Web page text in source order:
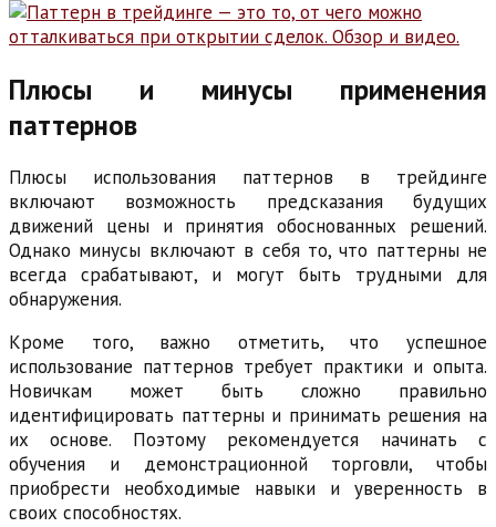
Плюсы и минусы применения
паттернов
Плюсы использования паттернов в трейдинге
включают возможность предсказания будущих
движений цены и принятия обоснованных решений.
Однако минусы включают в себя то, что паттерны не
всегда срабатывают, и могут быть трудными для
обнаружения.
Кроме того, важно отметить, что успешное
использование паттернов требует практики и опыта.
Новичкам может быть сложно правильно
идентифицировать паттерны и принимать решения на
их основе. Поэтому рекомендуется начинать с
обучения и демонстрационной торговли, чтобы
приобрести необходимые навыки и уверенность в
своих способностях.